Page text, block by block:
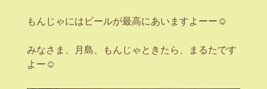
もんじゃにはビールが最高にあいますよーー☺
みなさま、月島、もんじゃときたら、まるたです
よー☺